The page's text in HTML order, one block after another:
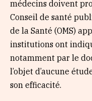
médecins doivent
Conseil de santé
de la Santé (OMS)
institutions ont
notamment par le
l’objet d’aucune
son efficacité.